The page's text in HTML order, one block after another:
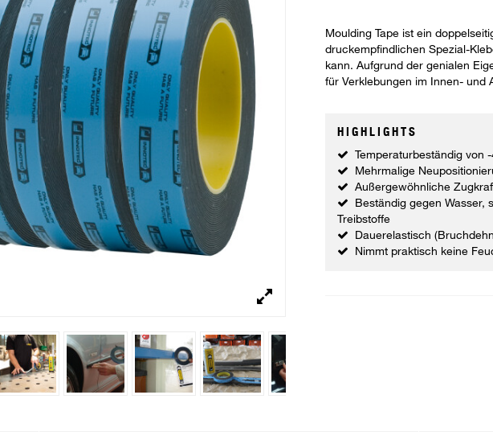
Moulding Tape ist ein
druckempfindlichen Spezial-
kann. Aufgrund der genialen
für Verklebungen im Innen- und
HIGHLIGHTS
Temperaturbeständig von
Mehrmalige
Außergewöhnliche
Beständig gegen Wasser,
Treibstoffe
Dauerelastisch
Nimmt praktisch keine